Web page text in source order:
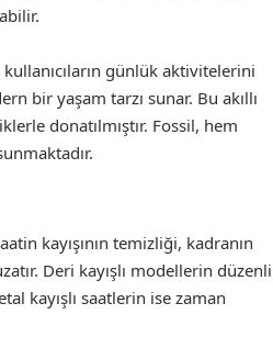
günlük aktivitelerini
bir yaşam tarzı sunar. Bu akıllı
donatılmıştır. Fossil, hem
kayışının temizliği, kadranın
Deri kayışlı modellerin düzenli
kayışlı saatlerin ise zaman